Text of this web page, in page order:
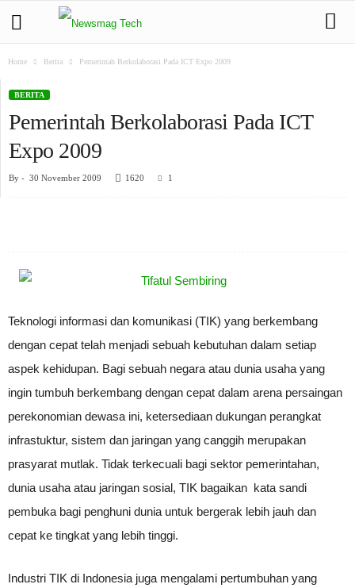
Home Berita Pemerintah Berkolaborasi Pada ICT Expo 2009
BERITA
Pemerintah Berkolaborasi Pada ICT
Expo 2009
By - 30 November 2009 1620 1
Teknologi informasi dan komunikasi (TIK) yang berkembang
dengan cepat telah menjadi sebuah kebutuhan dalam setiap
aspek kehidupan. Bagi sebuah negara atau dunia usaha yang
ingin tumbuh berkembang dengan cepat dalam arena persaingan
perekonomian dewasa ini, ketersediaan dukungan perangkat
infrastuktur, sistem dan jaringan yang canggih merupakan
prasyarat mutlak. Tidak terkecuali bagi sektor pemerintahan,
dunia usaha atau jaringan sosial, TIK bagaikan kata sandi
pembuka bagi penghuni dunia untuk bergerak lebih jauh dan
cepat ke tingkat yang lebih tinggi.
Industri TIK di Indonesia juga mengalami pertumbuhan yang